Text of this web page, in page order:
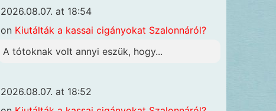
2026.08.07. at 18:54
on Kiutálták a kassai cigányokat Szalonnáról?
A tótoknak volt annyi eszük, hogy...
2026.08.07. at 18:52